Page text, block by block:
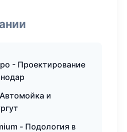
- Проектирование
и
- Подология в